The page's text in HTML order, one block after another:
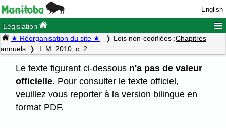
English
Législation ≡
★ Réorganisation du site ★ Lois non-codifiées :Chapitres
annuels
L.M. 2010, c. 2
Le texte figurant ci-dessous n'a pas de valeur
officielle. Pour consulter le texte officiel,
veuillez vous reporter à laversion bilingue en
format PDF.